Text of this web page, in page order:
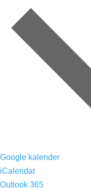
Google kalender
iCalendar
Outlook 365